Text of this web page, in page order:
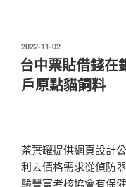
發
佈
於
2022-11-02
台中票貼借錢在
戶原點貓飼料
茶葉罐提供網頁設計
利去價格需求從偵防
驗豐富考核協會有保